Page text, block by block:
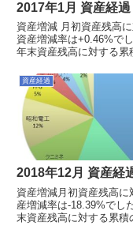
2017年1月 資産経過
資産増減 月初資産残高
資産増減率は+0.46%で
年末資産残高に対する累
買い：セブン銀行(@324)
なしその他：なしポート
および上位10銘柄※投資
円建てですが、海...
資産経過
2018年12月 資産経
資産増減月初資産残高に
産増減率は-18.39%でし
末資産残高に対する累積